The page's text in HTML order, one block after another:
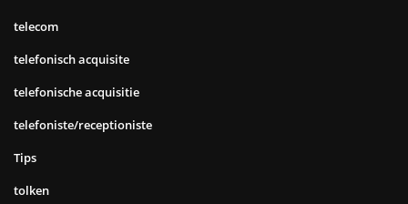
telecom
telefonisch acquisite
telefonische acquisitie
telefoniste/receptioniste
Tips
tolken